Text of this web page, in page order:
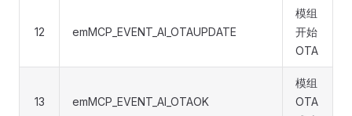
12 emMCP_EVENT_AI_OTAUPDATE
模组
开始
OTA
13 emMCP_EVENT_AI_OTAOK
模组
OTA